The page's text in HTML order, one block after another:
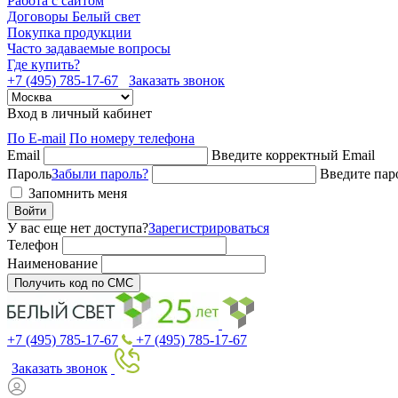
Договоры Белый свет
Покупка продукции
Часто задаваемые вопросы
Где купить?
+7 (495) 785-17-67
Заказать звонок
Вход в личный кабинет
По E-mail По номеру телефона
Email
Введите корректный Email
ПарольЗабыли пароль?
Введите
Запомнить меня
Войти
У вас еще нет доступа?Зарегистрироваться
Телефон
Наименование
Получить код по СМС
+7 (495) 785-17-67
+7 (495) 785-17-67
Заказать звонок